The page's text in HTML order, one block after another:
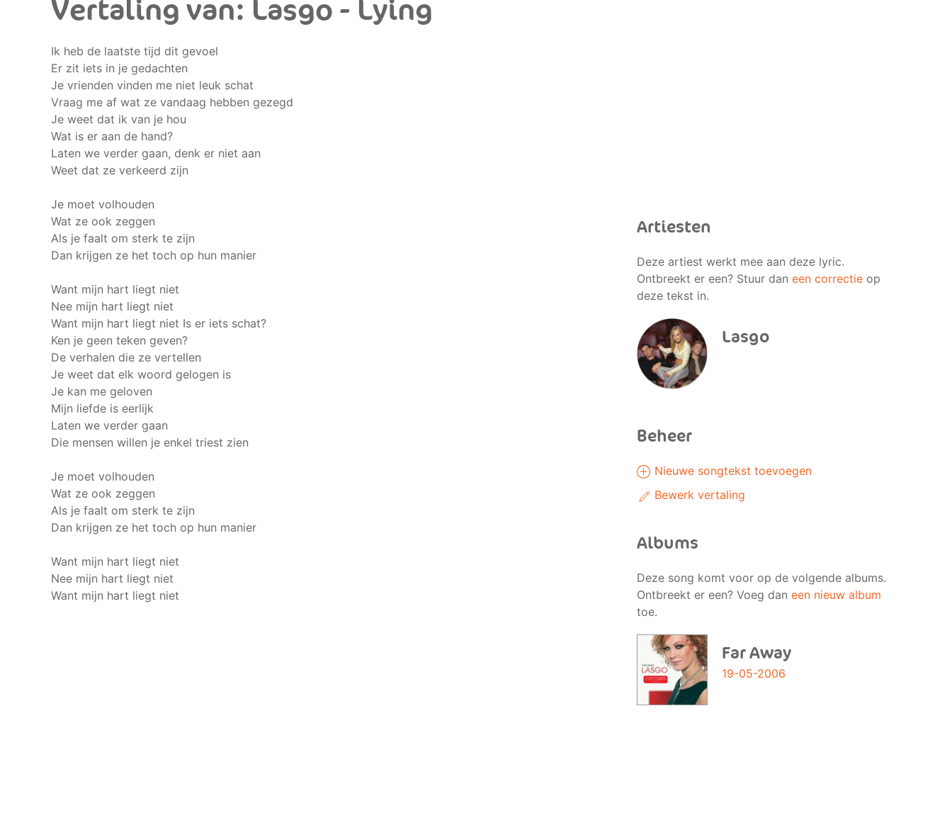
Vertaling van: Lasgo - Lying
Ik heb de laatste tijd dit gevoel
Er zit iets in je gedachten
Je vrienden vinden me niet leuk schat
Vraag me af wat ze vandaag hebben gezegd
Je weet dat ik van je hou
Wat is er aan de hand?
Laten we verder gaan, denk er niet aan
Weet dat ze verkeerd zijn
Je moet volhouden
Wat ze ook zeggen
Als je faalt om sterk te zijn
Dan krijgen ze het toch op hun manier
Want mijn hart liegt niet
Nee mijn hart liegt niet
Want mijn hart liegt niet Is er iets schat?
Ken je geen teken geven?
De verhalen die ze vertellen
Je weet dat elk woord gelogen is
Je kan me geloven
Mijn liefde is eerlijk
Laten we verder gaan
Die mensen willen je enkel triest zien
Je moet volhouden
Wat ze ook zeggen
Als je faalt om sterk te zijn
Dan krijgen ze het toch op hun manier
Want mijn hart liegt niet
Nee mijn hart liegt niet
Want mijn hart liegt niet
Artiesten
Deze artiest werkt mee aan deze lyric.
Ontbreekt er een? Stuur dan een correctieop
deze tekst in.
Lasgo
Beheer
Nieuwe songtekst toevoegen
Bewerk vertaling
Albums
Deze song komt voor op de volgende albums.
Ontbreekt er een? Voeg dan een nieuw album
toe.
Far Away
19-05-2006